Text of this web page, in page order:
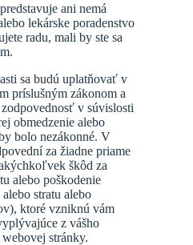
ani nemá
lekárske poradenstvo
radu, mali by ste sa
sa budú uplatňovať v
príslušným zákonom a
v súvislosti
obmedzenie alebo
bolo nezákonné. V
za žiadne priame
škôd za
alebo poškodenie
stratu alebo
ktoré vzniknú vám
z vášho
stránky.